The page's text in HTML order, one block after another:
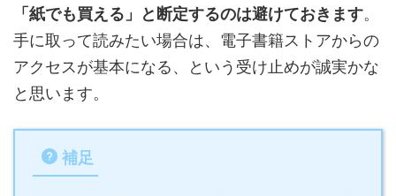
「紙でも買える」と断定するのは避けておきます。
手に取って読みたい場合は、電子書籍ストアからの
アクセスが基本になる、という受け止めが誠実かな
と思います。
補足